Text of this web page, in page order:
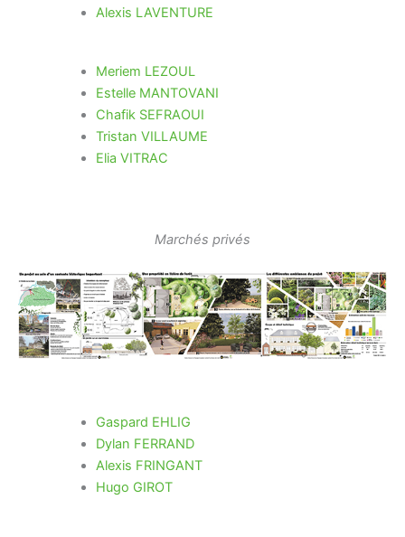
Alexis LAVENTURE
Meriem LEZOUL
Estelle MANTOVANI
Chafik SEFRAOUI
Tristan VILLAUME
Elia VITRAC
Marchés privés
Gaspard EHLIG
Dylan FERRAND
Alexis FRINGANT
Hugo GIROT